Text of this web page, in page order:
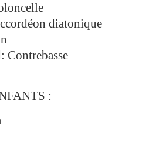
diatonique
Contrebasse
: